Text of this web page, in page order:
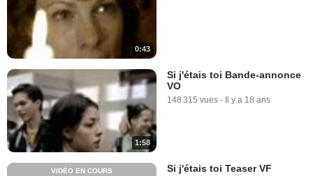
0:43
1:58
Si j'étais toi Bande-annonce
VO
148 315 vues - Il y a 18 ans
VIDÉO EN COURS Si j'étais toi Teaser VF